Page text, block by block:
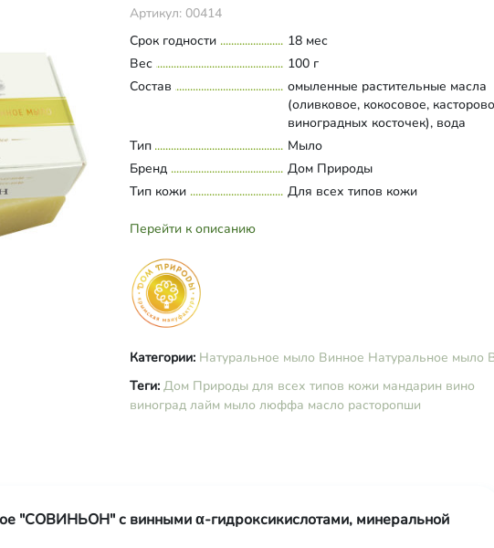
Артикул: 00414
Срок годности
18 мес
Вес
100 г
Состав
омыленные растительные масла
(оливковое, кокосовое,
виноградных косточек), вода
минеральная, вино "Совиньон"
Совиньон Блан), цельный
мелкодисперсный, люффа
масло расторопши, экстракт
Развернуть состав
Тип
Мыло
Бренд
Дом Природы
Тип кожи
Для всех типов кожи
Перейти к описанию
Категории: Натуральное мыло Винное Натуральное мыло
Теги: Дом Природы для всех типов кожи мандарин вино
виноград лайм мыло люффа масло расторопши
"СОВИНЬОН" с винными α-гидроксикислотами, минеральной